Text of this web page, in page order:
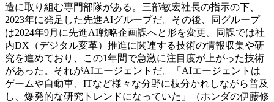
造に取り組む専門部隊がある。三部敏宏社長の指示の下、
2023年に発足した先進AIグループだ。その後、同グループ
は2024年9月に先進AI戦略企画課へと形を変更。同課では社
内DX（デジタル変革）推進に関連する技術の情報収集や研
究を進めており、この1年間で急激に注目度が上がった技術
があった。それがAIエージェントだ。「AIエージェントは
ゲームや自動車、ITなど様々な分野に枝分かれしながら普及
し、爆発的な研究トレンドになっていた」（ホンダの伊藤修